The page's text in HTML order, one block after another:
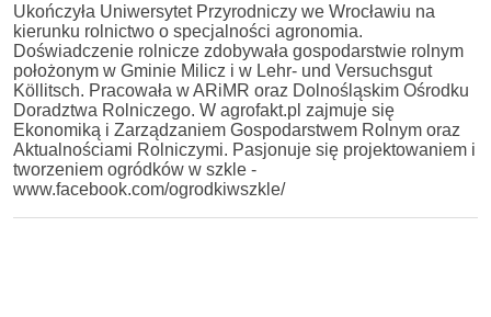
Ukończyła Uniwersytet Przyrodniczy we Wrocławiu na
kierunku rolnictwo o specjalności agronomia.
Doświadczenie rolnicze zdobywała gospodarstwie rolnym
położonym w Gminie Milicz i w Lehr- und Versuchsgut
Köllitsch. Pracowała w ARiMR oraz Dolnośląskim Ośrodku
Doradztwa Rolniczego. W agrofakt.pl zajmuje się
Ekonomiką i Zarządzaniem Gospodarstwem Rolnym oraz
Aktualnościami Rolniczymi. Pasjonuje się projektowaniem i
tworzeniem ogródków w szkle -
www.facebook.com/ogrodkiwszkle/